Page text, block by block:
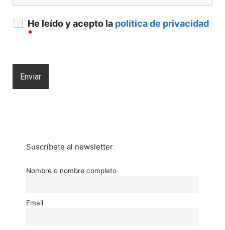
He leído y acepto la política de privacidad
*
Suscríbete al newsletter
Nombre o nombre completo
Email